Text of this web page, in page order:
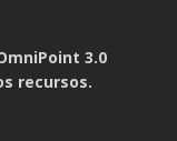
3.0
recursos.